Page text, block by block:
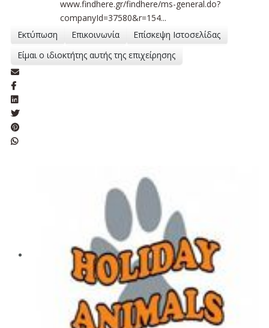
www.findhere.gr/findhere/ms-general.do?
companyId=37580&r=154...
Εκτύπωση
Επικοινωνία
Επίσκεψη Ιστοσελίδας
Είμαι ο ιδιοκτήτης αυτής της επιχείρησης